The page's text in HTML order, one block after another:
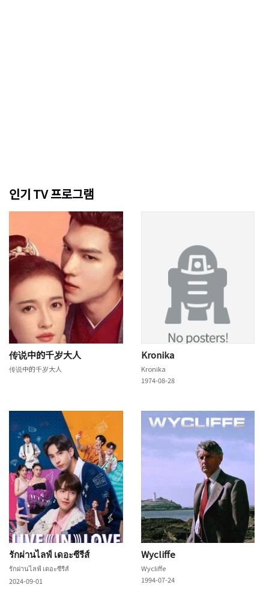
인기 TV 프로그램
传说中的千岁大人
传说中的千岁大人
Kronika
Kronika
1974-08-28
รักผ่านไลฟ์ เดอะซีรีส์
รักผ่านไลฟ์ เดอะซีรีส์
2024-09-01
Wycliffe
Wycliffe
1994-07-24